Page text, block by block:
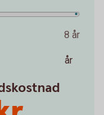
8 år
år